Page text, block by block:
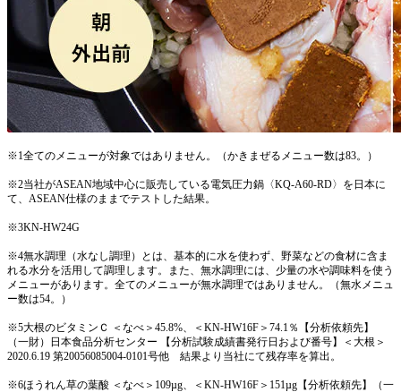
※1全てのメニューが対象ではありません。（かきまぜるメニュー数は83。）
※2当社がASEAN地域中心に販売している電気圧力鍋〈KQ-A60-RD〉を日本に
て、ASEAN仕様のままでテストした結果。
※3KN-HW24G
※4無水調理（水なし調理）とは、基本的に水を使わず、野菜などの食材に含ま
れる水分を活用して調理します。また、無水調理には、少量の水や調味料を使う
メニューがあります。全てのメニューが無水調理ではありません。（無水メニュ
ー数は54。）
※5大根のビタミンＣ ＜なべ＞45.8%、＜KN-HW16F＞74.1％【分析依頼先】
（一財）日本食品分析センター 【分析試験成績書発行日および番号】＜大根＞
2020.6.19 第20056085004-0101号他 結果より当社にて残存率を算出。
※6ほうれん草の葉酸 ＜なべ＞109µg、＜KN-HW16F＞151µg【分析依頼先】（一